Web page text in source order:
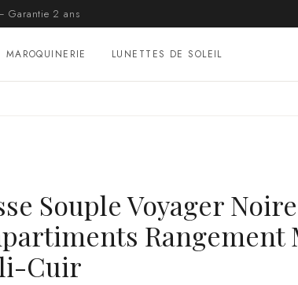
Garantie 2 ans
MAROQUINERIE LUNETTES DE SOLEIL
Souple Voyager
Rangement
Cuir